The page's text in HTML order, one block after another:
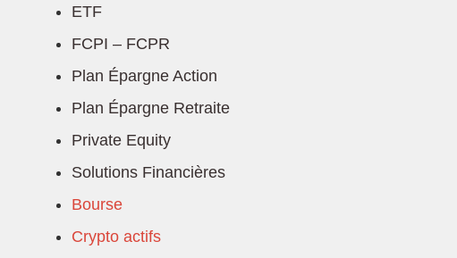
ETF
FCPI – FCPR
Plan Épargne Action
Plan Épargne Retraite
Private Equity
Solutions Financières
Bourse
Crypto actifs